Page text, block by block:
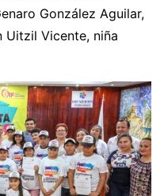
González Aguilar,
Uitzil Vicente, niña